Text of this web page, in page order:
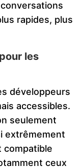
rapides, plus
les
développeurs
accessibles.
seulement
extrêmement
compatible
ceux